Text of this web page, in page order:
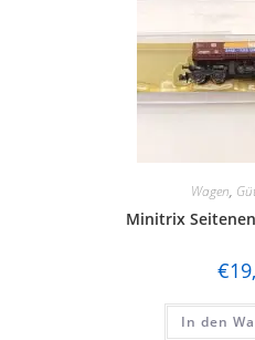
Wagen,
Minitrix
€
In den